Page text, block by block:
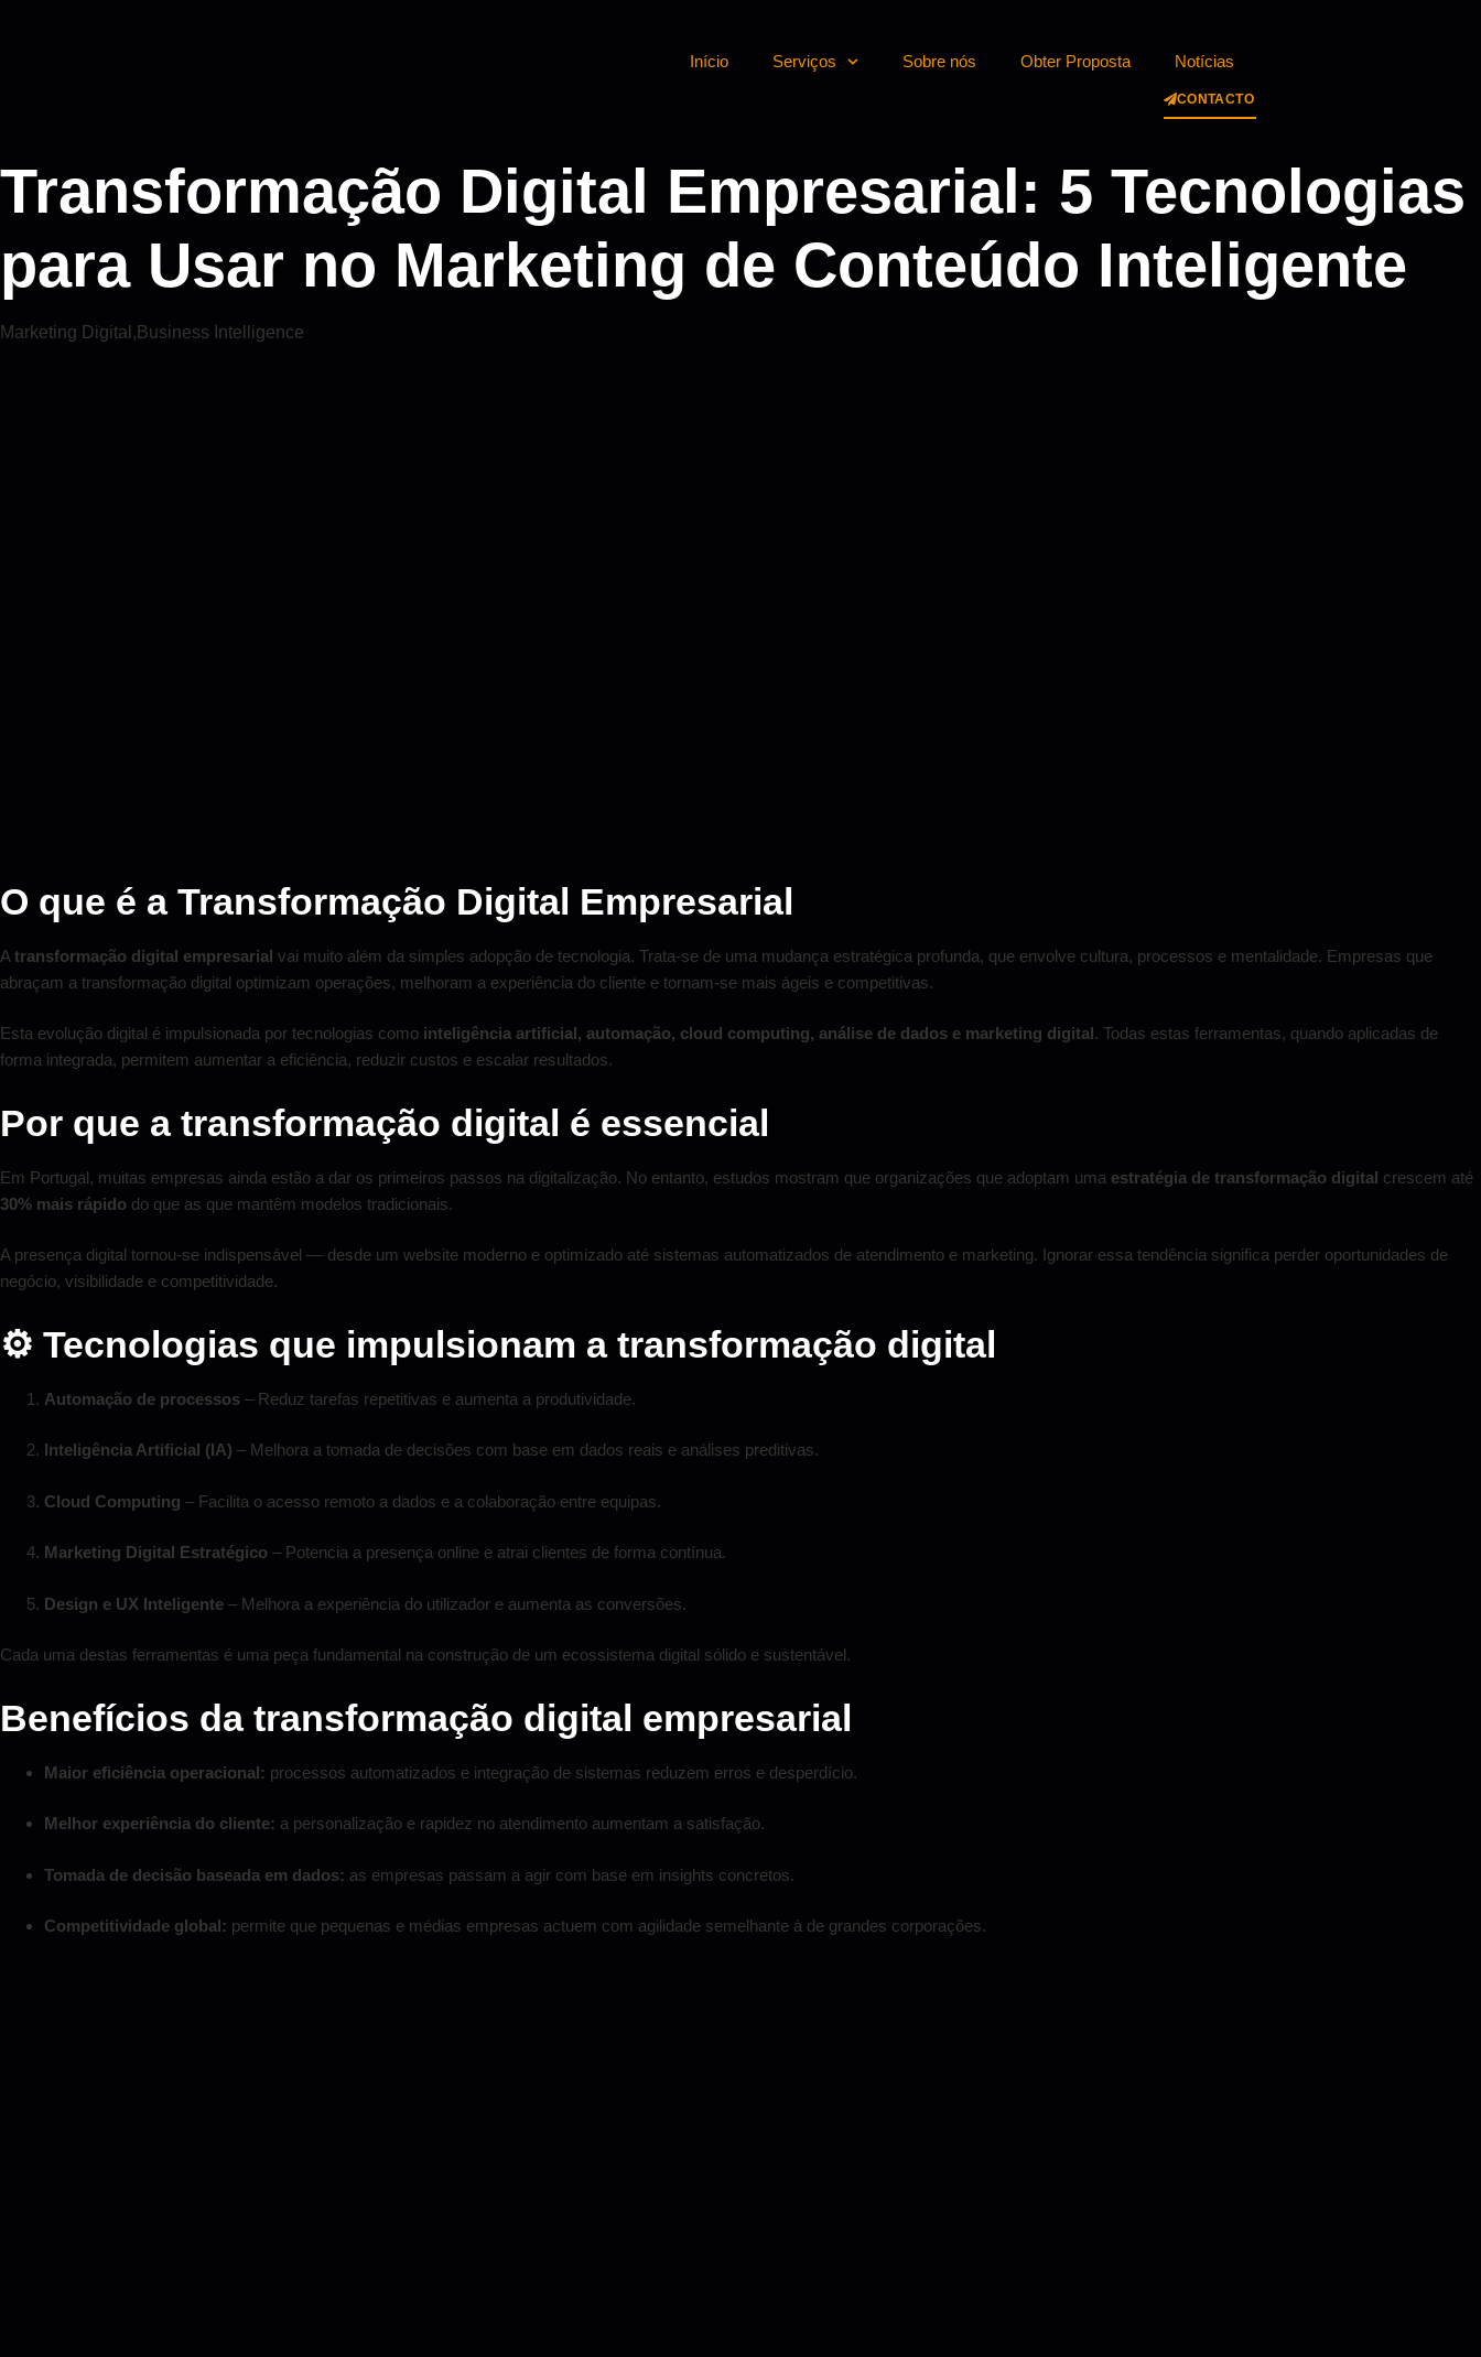
Início Serviços Sobre nós Obter Proposta Notícias
CONTACTO
Transformação Digital Empresarial: 5 Tecnologias
para Usar no Marketing de Conteúdo Inteligente
Marketing Digital , Business Intelligence
O que é a Transformação Digital Empresarial
A transformação digital empresarial vai muito além da simples adopção de tecnologia. Trata-se de uma mudança estratégica profunda, que envolve cultura, processos e mentalidade. Empresas que
abraçam a transformação digital optimizam operações, melhoram a experiência do cliente e tornam-se mais ágeis e competitivas.
Esta evolução digital é impulsionada por tecnologias como inteligência artificial, automação, cloud computing, análise de dados e marketing digital. Todas estas ferramentas, quando aplicadas de
forma integrada, permitem aumentar a eficiência, reduzir custos e escalar resultados.
Por que a transformação digital é essencial
Em Portugal, muitas empresas ainda estão a dar os primeiros passos na digitalização. No entanto, estudos mostram que organizações que adoptam uma estratégia de transformação digital crescem até
30% mais rápido do que as que mantêm modelos tradicionais.
A presença digital tornou-se indispensável — desde um website moderno e optimizado até sistemas automatizados de atendimento e marketing. Ignorar essa tendência significa perder oportunidades de
negócio, visibilidade e competitividade.
⚙️ Tecnologias que impulsionam a transformação digital
Automação de processos – Reduz tarefas repetitivas e aumenta a produtividade.
Inteligência Artificial (IA) – Melhora a tomada de decisões com base em dados reais e análises preditivas.
Cloud Computing – Facilita o acesso remoto a dados e a colaboração entre equipas.
Marketing Digital Estratégico – Potencia a presença online e atrai clientes de forma contínua.
Design e UX Inteligente – Melhora a experiência do utilizador e aumenta as conversões.
Cada uma destas ferramentas é uma peça fundamental na construção de um ecossistema digital sólido e sustentável.
Benefícios da transformação digital empresarial
Maior eficiência operacional: processos automatizados e integração de sistemas reduzem erros e desperdício.
Melhor experiência do cliente: a personalização e rapidez no atendimento aumentam a satisfação.
Tomada de decisão baseada em dados: as empresas passam a agir com base em insights concretos.
Competitividade global: permite que pequenas e médias empresas actuem com agilidade semelhante à de grandes corporações.